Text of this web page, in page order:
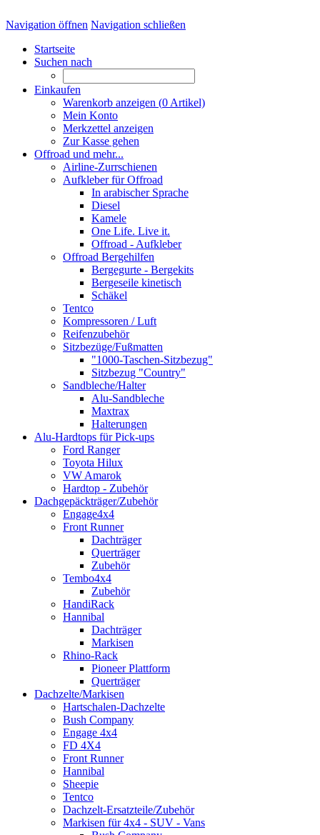
Navigation öffnen Navigation schließen
Startseite
Suchen nach
Einkaufen
Warenkorb anzeigen (0 Artikel)
Mein Konto
Merkzettel anzeigen
Zur Kasse gehen
Offroad und mehr...
Airline-Zurrschienen
Aufkleber für Offroad
In arabischer Sprache
Diesel
Kamele
One Life. Live it.
Offroad - Aufkleber
Offroad Bergehilfen
Bergegurte - Bergekits
Bergeseile kinetisch
Schäkel
Tentco
Kompressoren / Luft
Reifenzubehör
Sitzbezüge/Fußmatten
"1000-Taschen-Sitzbezug"
Sitzbezug "Country"
Sandbleche/Halter
Alu-Sandbleche
Maxtrax
Halterungen
Alu-Hardtops für Pick-ups
Ford Ranger
Toyota Hilux
VW Amarok
Hardtop - Zubehör
Dachgepäckträger/Zubehör
Engage4x4
Front Runner
Dachträger
Querträger
Zubehör
Tembo4x4
Zubehör
HandiRack
Hannibal
Dachträger
Markisen
Rhino-Rack
Pioneer Plattform
Querträger
Dachzelte/Markisen
Hartschalen-Dachzelte
Bush Company
Engage 4x4
FD 4X4
Front Runner
Hannibal
Sheepie
Tentco
Dachzelt-Ersatzteile/Zubehör
Markisen für 4x4 - SUV - Vans